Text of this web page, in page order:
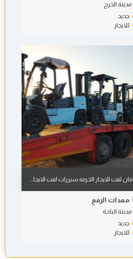
مدينة الخرج
جديد
للايجار
مان لفت للايجار الخرمه سيزرات لفت للايجا...
معدات الرفع
مدينة الباحة
جديد
للايجار